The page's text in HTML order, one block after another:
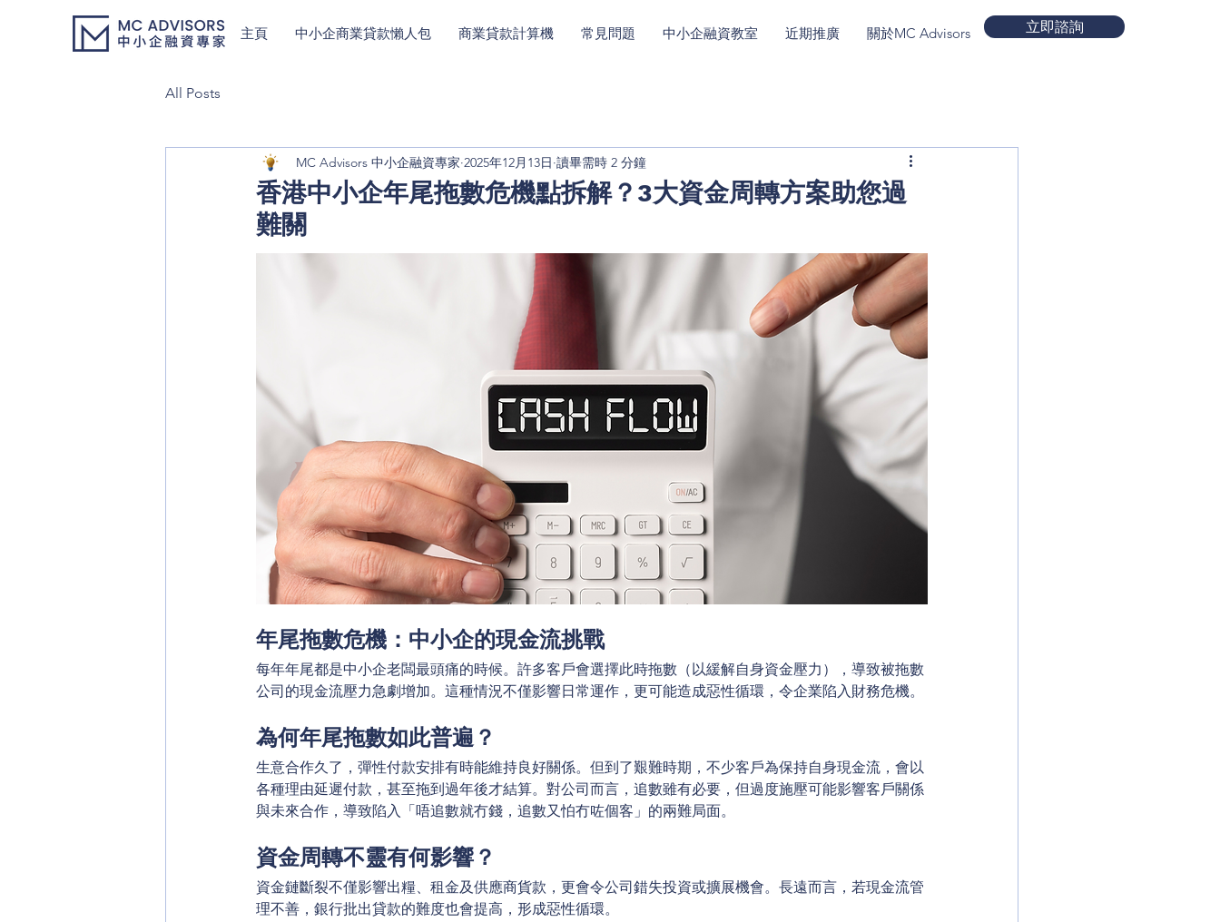
主頁 中小企商業貸款懶人包 商業貸款計算機 常見問題 中小企融資教室 近期推廣 關於MC Advisors More立即諮詢
All Posts
香港中小企年尾拖數危機點拆解？3大資金周轉方案助您過
難關
MC Advisors 中小企融資專家 2025年12月13日 讀畢需時 2 分鐘
年尾拖數危機：中小企的現金流挑戰
每年年尾都是中小企老闆最頭痛的時候。許多客戶會選擇此時拖數（以緩解自身資金壓力），導致被拖數
公司的現金流壓力急劇增加。這種情況不僅影響日常運作，更可能造成惡性循環，令企業陷入財務危機。
為何年尾拖數如此普遍？
生意合作久了，彈性付款安排有時能維持良好關係。但到了艱難時期，不少客戶為保持自身現金流，會以
各種理由延遲付款，甚至拖到過年後才結算。對公司而言，追數雖有必要，但過度施壓可能影響客戶關係
與未來合作，導致陷入「唔追數就冇錢，追數又怕冇咗個客」的兩難局面。
資金周轉不靈有何影響？
資金鏈斷裂不僅影響出糧、租金及供應商貨款，更會令公司錯失投資或擴展機會。長遠而言，若現金流管
理不善，銀行批出貸款的難度也會提高，形成惡性循環。